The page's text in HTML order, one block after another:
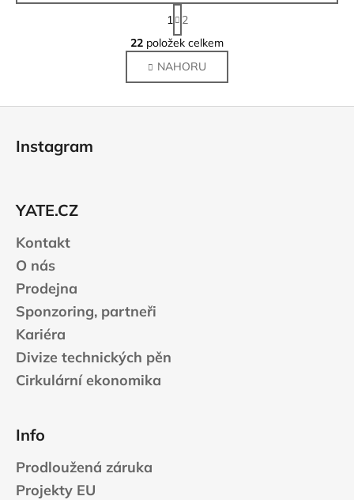
O
v
l
á
d
S
t
r
á
n
k
1
2
22 položek celkem
NAHORU
Instagram
YATE.CZ
Kontakt
O nás
Prodejna
Sponzoring, partneři
Kariéra
Divize technických pěn
Cirkulární ekonomika
Info
Prodloužená záruka
Projekty EU